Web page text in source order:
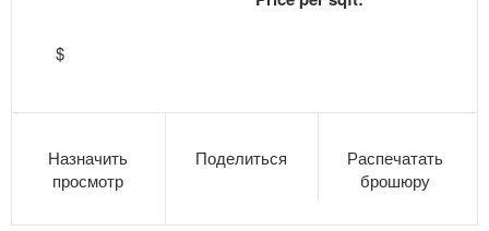
$
Назначить
просмотр
Поделиться
Распечатать
брошюру